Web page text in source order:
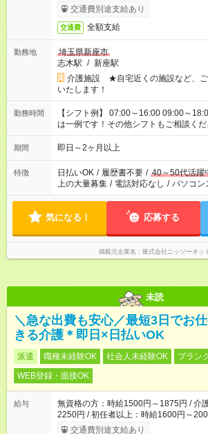
交通費別途支給あり
交通費 全額支給
勤務地
埼玉県新座市
志木駅 / 新座駅
介護施設 ★自宅近くの施設など、ご
いたします！
勤務時間
【シフト例】 07:00～16:00 09:00～18:00
は一例です！その他シフトもご相談くだ
期間 即日～2ヶ月以上
特徴 日払いOK / 履歴書不要 / 40～50代活躍
上の大量募集 / 電話対応なし / パソコン
気になる！ 応募する
掲載元企業名 株式会社ニッソーネッ
未読
＼急な出費も安心／最短3日でお
きる介護＊即日×日払いOK
派遣 職種未経験OK 社会人未経験OK
ブラン
WEB登録・面接OK
給与
無資格の方：時給1500円～1875円 / 介
2250円 / 初任者以上：時給1600円
日収例：1万2000円（時給1500円×8h）
交通費別途支給あり